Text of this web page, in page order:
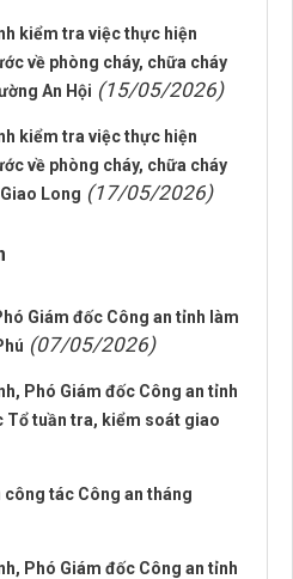
kiểm tra việc thực hiện
về phòng cháy, chữa cháy
An Hội (15/05/2026)
kiểm tra việc thực hiện
về phòng cháy, chữa cháy
Long (17/05/2026)
Giám đốc Công an tỉnh làm
(07/05/2026)
Phó Giám đốc Công an tỉnh
Tổ tuần tra, kiểm soát giao
tác Công an tháng
Phó Giám đốc Công an tỉnh